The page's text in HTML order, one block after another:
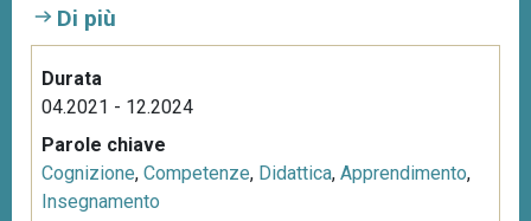
Di più
Durata
04.2021 - 12.2024
Parole chiave
Cognizione, Competenze, Didattica, Apprendimento,
Insegnamento